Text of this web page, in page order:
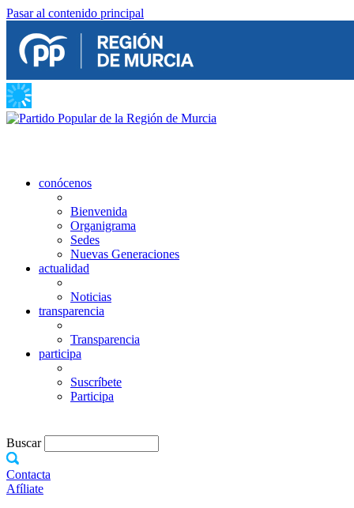
Pasar al contenido principal
conócenos
Bienvenida
Organigrama
Sedes
Nuevas Generaciones
actualidad
Noticias
transparencia
Transparencia
participa
Suscríbete
Participa
Buscar
Contacta
Afíliate